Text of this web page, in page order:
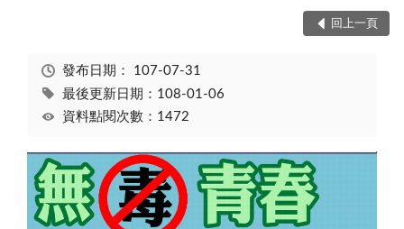
回上一頁
發布日期： 107-07-31
最後更新日期：108-01-06
資料點閱次數：1472